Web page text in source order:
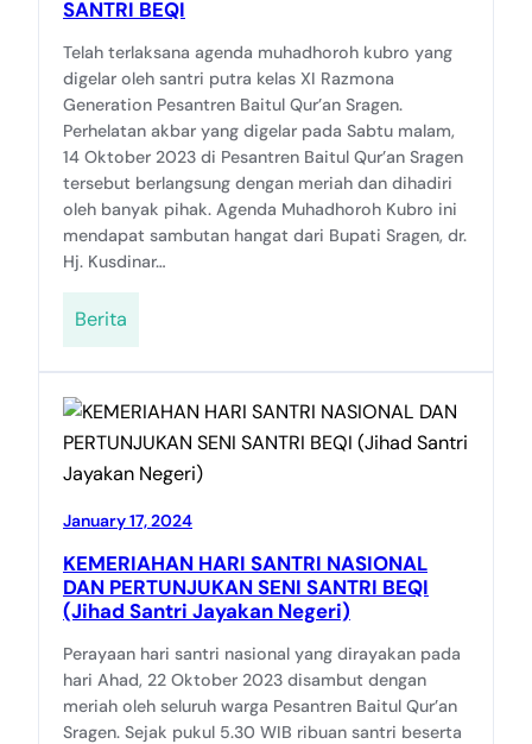
SANTRI BEQI
Telah terlaksana agenda muhadhoroh kubro yang
digelar oleh santri putra kelas XI Razmona
Generation Pesantren Baitul Qur’an Sragen.
Perhelatan akbar yang digelar pada Sabtu malam,
14 Oktober 2023 di Pesantren Baitul Qur’an Sragen
tersebut berlangsung dengan meriah dan dihadiri
oleh banyak pihak. Agenda Muhadhoroh Kubro ini
mendapat sambutan hangat dari Bupati Sragen, dr.
Hj. Kusdinar…
Berita
January 17, 2024
KEMERIAHAN HARI SANTRI NASIONAL
DAN PERTUNJUKAN SENI SANTRI BEQI
(Jihad Santri Jayakan Negeri)
Perayaan hari santri nasional yang dirayakan pada
hari Ahad, 22 Oktober 2023 disambut dengan
meriah oleh seluruh warga Pesantren Baitul Qur’an
Sragen. Sejak pukul 5.30 WIB ribuan santri beserta